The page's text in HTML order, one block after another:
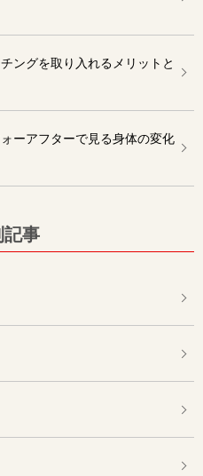
ングを取り入れるメリットと
ーアフターで見る身体の変化
記事